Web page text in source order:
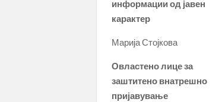
информации од јавен
карактер
Марија Стојкова
Овластено лице за
заштитено внатрешно
пријавување